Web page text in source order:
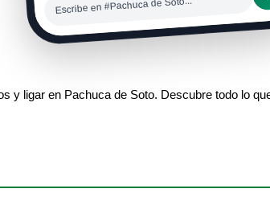
Escribe en #Pachuca de Soto...
y ligar en Pachuca de Soto. Descubre todo lo